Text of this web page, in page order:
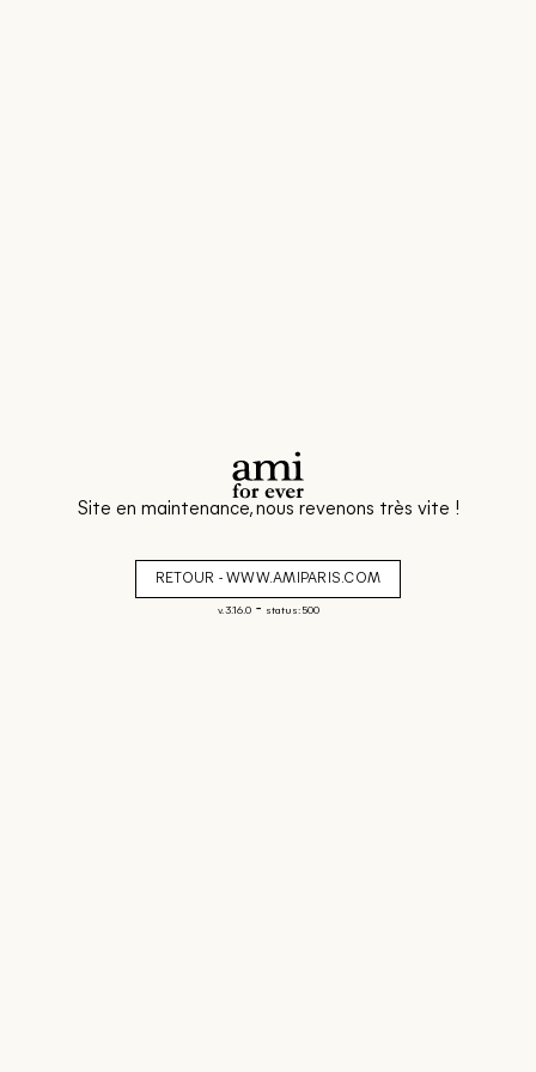
Site en maintenance, nous revenons très vite !
RETOUR - WWW.AMIPARIS.COM
v. 3.16.0- status: 500